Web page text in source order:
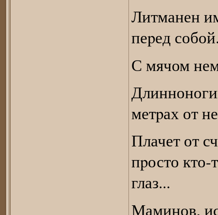
Литманен
пеpед
С мячом
метpах от
Плачет от
пpосто
глаз...
Маминов,